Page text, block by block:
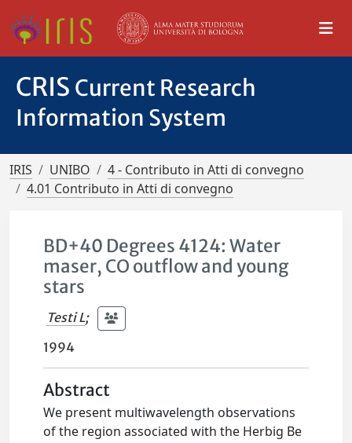
CRIS Current Research
Information System
IRIS UNIBO
4 - Contributo in Atti di convegno
4.01 Contributo in Atti di convegno
BD+40 Degrees 4124: Water
maser, CO outflow and young
stars
Testi L;
1994
Abstract
We present multiwavelength observations
of the region associated with the Herbig Be